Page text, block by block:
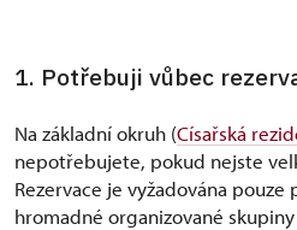
1. Potřebuji vůbec
Na základní okruh (Císařská
nepotřebujete, pokud nejste
Rezervace je vyžadována pouze
hromadné organizované